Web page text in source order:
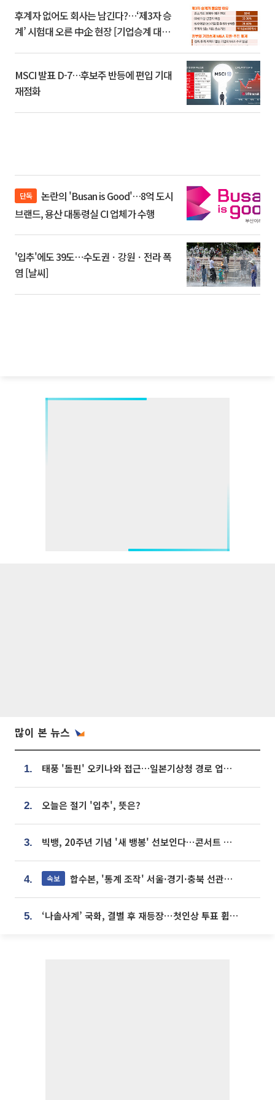
후계자 없어도 회사는 남긴다?…‘제3자 승
계’ 시험대 오른 中企 현장 [기업승계 대전
MSCI 발표 D-7…후보주 반등에 편입 기대
재점화
단독
브랜드, 용산 대통령실 CI 업체가 수행
'입추'에도 39도⋯수도권ㆍ강원ㆍ전라 폭
염 [날씨]
많이 본 뉴스
1. 태풍 '돌핀' 오키나와 접근…일본기상청 경로 업데이트
2. 오늘은 절기 '입추', 뜻은?
3. 빅뱅, 20주년 기념 '새 뱅봉' 선보인다⋯콘서트 앞두고 팝업 개최
4. 속보 합수본, '통계 조작' 서울·경기·충북 선관위 등 추가 압수수색
5. ‘나솔사계’ 국화, 결별 후 재등장⋯첫인상 투표 휩쓸고 ‘인기녀’ 등극